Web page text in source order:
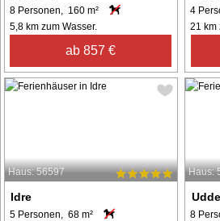
8 Personen, 160 m²
5,8 km zum Wasser.
ab 857 €
4
21 km
Haus: 56597
Idre
5 Personen, 68 m²
Haus:
8